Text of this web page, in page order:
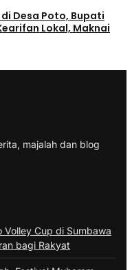
Desa Poto, Bupati
Lokal, Maknai
majalah dan blog
Volley Cup di Sumbawa
bagi Rakyat